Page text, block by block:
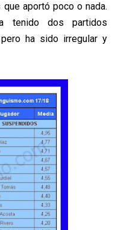
aportó poco o nada.
tenido dos partidos
ha sido irregular y